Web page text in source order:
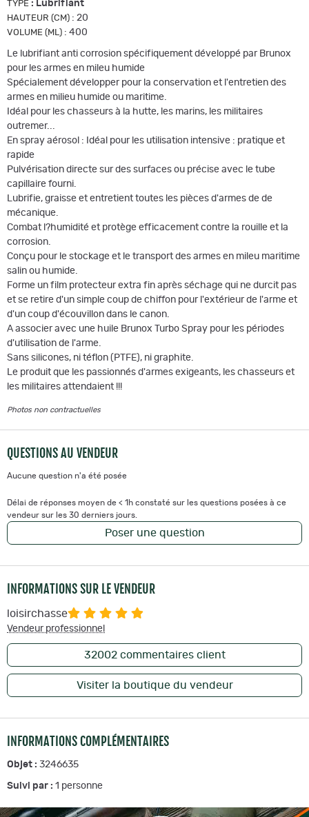
TYPE : Lubrifiant
HAUTEUR (CM) : 20
VOLUME (ML) : 400
Le lubrifiant anti corrosion spécifiquement développé par Brunox
pour les armes en mileu humide
Spécialement développer pour la conservation et l'entretien des
armes en milieu humide ou maritime.
Idéal pour les chasseurs à la hutte, les marins, les militaires
outremer...
En spray aérosol : Idéal pour les utilisation intensive : pratique et
rapide
Pulvérisation directe sur des surfaces ou précise avec le tube
capillaire fourni.
Lubrifie, graisse et entretient toutes les pièces d'armes de de
mécanique.
Combat l?humidité et protège efficacement contre la rouille et la
corrosion.
Conçu pour le stockage et le transport des armes en mileu maritime
salin ou humide.
Forme un film protecteur extra fin après séchage qui ne durcit pas
et se retire d'un simple coup de chiffon pour l'extérieur de l'arme et
d'un coup d'écouvillon dans le canon.
A associer avec une huile Brunox Turbo Spray pour les périodes
d'utilisation de l'arme.
Sans silicones, ni téflon (PTFE), ni graphite.
Le produit que les passionnés d'armes exigeants, les chasseurs et
les militaires attendaient !!!
Photos non contractuelles
QUESTIONS AU VENDEUR
Aucune question n'a été posée
Délai de réponses moyen de < 1h constaté sur les questions posées à ce
vendeur sur les 30 derniers jours.
Poser une question
INFORMATIONS SUR LE VENDEUR
loisirchasse
Vendeur professionnel
32002commentaires client
Visiter la boutique du vendeur
INFORMATIONS COMPLÉMENTAIRES
Objet : 3246635
Suivi par : 1 personne